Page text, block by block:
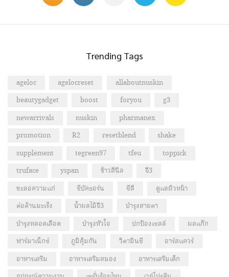
Trending Tags
ageloc agelocreset
allaboutnuskin
beautygadget
boost foryou
g3
newarrivals
nuskin
pharmanex
promotion
R2 resetblend
shake
supplement
tegreen97 tfeu
toppick
truface
yspan ข้าวสีนิล
จี3
ชะลอความแก่
ซีบัคธอร์น ซีลี
ดูแลผิวหน้า
ต่อต้านมะเร็ง
น้ำผลไม้จี3
บำรุงสายตา
บำรุงหลอดเลือด
บำรุงหัวใจ ปกป้องเซลล์
ผลแก๊ก
ฟาร์มาเน็กซ์
ภูมิคุ้มกัน วิตามินซี
อาร์สแควร์
อาหารเสริม
อาหารเสริมสมอง
อาหารเสริมเด็ก